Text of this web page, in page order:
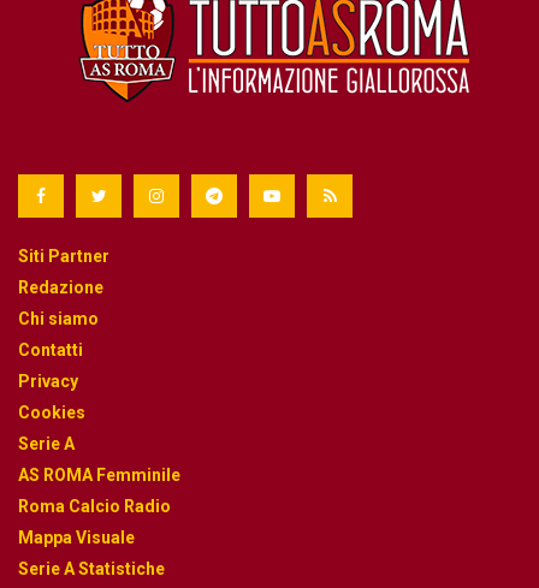
Siti Partner
Redazione
Chi siamo
Contatti
Privacy
Cookies
Serie A
AS ROMA Femminile
Roma Calcio Radio
Mappa Visuale
Serie A Statistiche